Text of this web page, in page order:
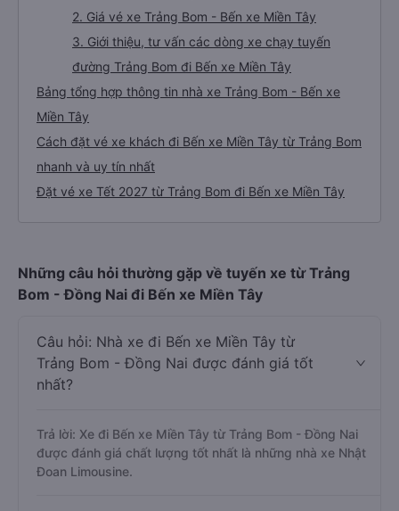
2. Giá vé xe Trảng Bom - Bến xe Miền Tây
3. Giới thiệu, tư vấn các dòng xe chạy tuyến
đường Trảng Bom đi Bến xe Miền Tây
Bảng tổng hợp thông tin nhà xe Trảng Bom - Bến xe
Miền Tây
Cách đặt vé xe khách đi Bến xe Miền Tây từ Trảng Bom
nhanh và uy tín nhất
Đặt vé xe Tết 2027 từ Trảng Bom đi Bến xe Miền Tây
Những câu hỏi thường gặp về tuyến xe từ Trảng
Bom - Đồng Nai đi Bến xe Miền Tây
Câu hỏi: Nhà xe đi Bến xe Miền Tây từ
Trảng Bom - Đồng Nai được đánh giá tốt
nhất?
Trả lời: Xe đi Bến xe Miền Tây từ Trảng Bom - Đồng Nai
được đánh giá chất lượng tốt nhất là những nhà xe Nhật
Đoan Limousine.